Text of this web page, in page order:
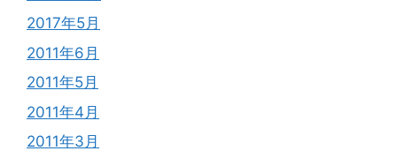
2017年5月
2011年6月
2011年5月
2011年4月
2011年3月